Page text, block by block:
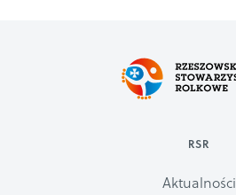
RSR
Aktualności